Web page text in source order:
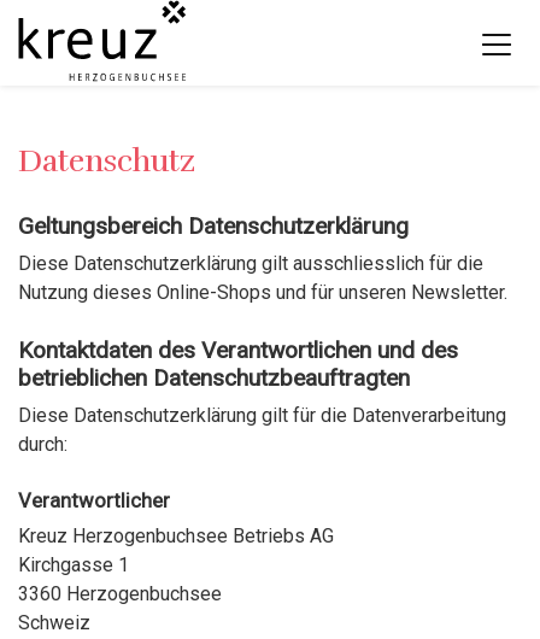
Datenschutz
Geltungsbereich Datenschutzerklärung
Diese Datenschutzerklärung gilt ausschliesslich für die
Nutzung dieses Online-Shops und für unseren Newsletter.
Kontaktdaten des Verantwortlichen und des
betrieblichen Datenschutzbeauftragten
Diese Datenschutzerklärung gilt für die Datenverarbeitung
durch:
Verantwortlicher
Kreuz Herzogenbuchsee Betriebs AG
Kirchgasse 1
3360 Herzogenbuchsee
Schweiz